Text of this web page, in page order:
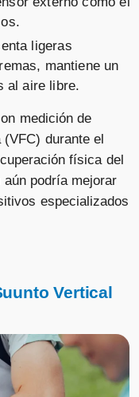
🔄 30 días
Canyon
🔄 30 días
🔄 30 días
ligeras
mantiene un
al aire libre.
medición de
durante el
física del
podría mejorar
especializados
Vertical